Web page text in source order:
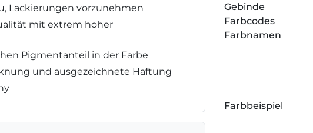
Lackierungen vorzunehmen
mit extrem hoher
Pigmentanteil in der Farbe
und ausgezeichnete Haftung
Gebinde
Farbcodes
Farbnamen
Farbbeispiel